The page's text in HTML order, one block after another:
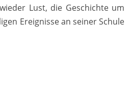
Lust, die Geschichte um
Ereignisse an seiner Schule